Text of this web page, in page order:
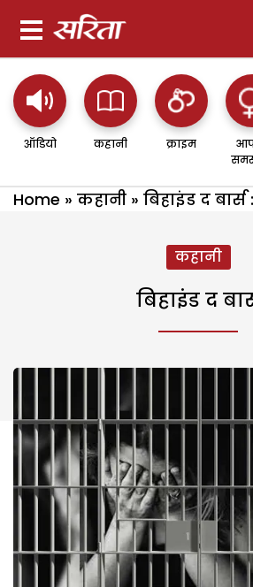
ऑडियो कहानी क्राइम
Home » कहानी » बिहाइंड द
कहानी
बिहाइंड द